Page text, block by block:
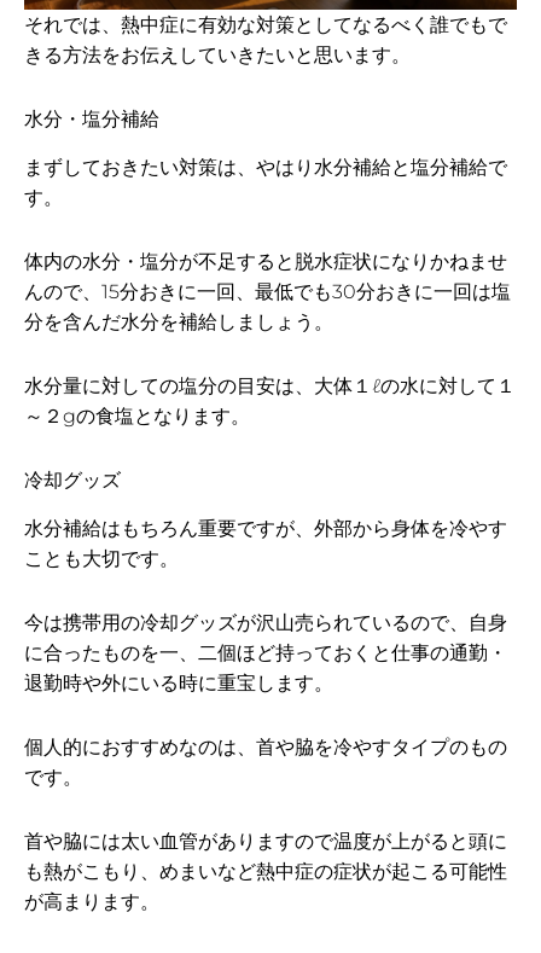
それでは、熱中症に有効な対策としてなるべく誰でもで
きる方法をお伝えしていきたいと思います。
水分・塩分補給
まずしておきたい対策は、やはり水分補給と塩分補給で
す。
体内の水分・塩分が不足すると脱水症状になりかねませ
んので、15分おきに一回、最低でも30分おきに一回は塩
分を含んだ水分を補給しましょう。
水分量に対しての塩分の目安は、大体１ℓの水に対して１
～２gの食塩となります。
冷却グッズ
水分補給はもちろん重要ですが、外部から身体を冷やす
ことも大切です。
今は携帯用の冷却グッズが沢山売られているので、自身
に合ったものを一、二個ほど持っておくと仕事の通勤・
退勤時や外にいる時に重宝します。
個人的におすすめなのは、首や脇を冷やすタイプのもの
です。
首や脇には太い血管がありますので温度が上がると頭に
も熱がこもり、めまいなど熱中症の症状が起こる可能性
が高まります。